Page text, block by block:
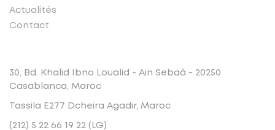
Actualités
Contact
30, Bd. Khalid Ibno Loualid - Ain Sebaâ - 20250
Casablanca, Maroc
Tassila E277 Dcheira Agadir, Maroc
(212) 5 22 66 19 22 (LG)